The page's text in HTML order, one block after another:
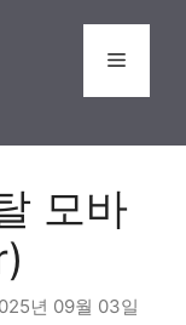
Menu
모바
년 09월 03일